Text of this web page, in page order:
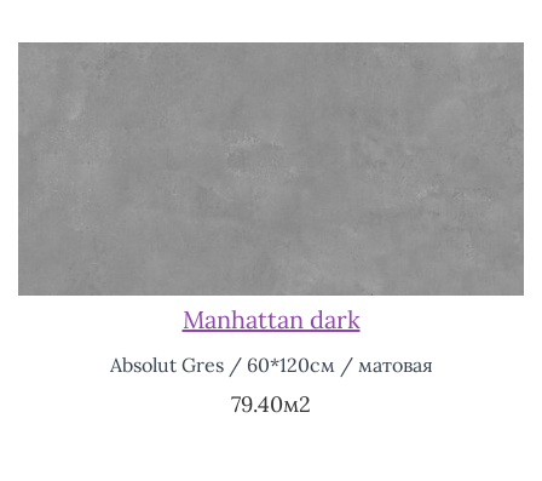
Manhattan dark
Absolut Gres / 60*120см / матовая
79.40м2